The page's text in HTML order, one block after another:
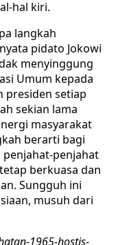
hal kiri.
langkah
pidato Jokowi
menyinggung
Umum kepada
presiden setiap
sekian lama
masyarakat
berarti bagi
penjahat-penjahat
berkuasa dan
Sungguh ini
musuh dari
1965-hostis-